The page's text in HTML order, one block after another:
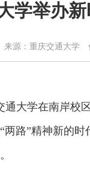
学举办
来源：重庆交通大学
通大学在南岸校
两路”精神新的